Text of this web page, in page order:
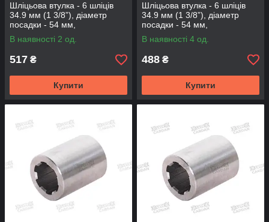
Шліцьова втулка - 6 шліців
34.9 мм (1 3/8”), діаметр
посадки - 54 мм,
довжина-65мм (BS-6-65-54B)
В наявності 2 од.
517 ₴
Купити
Шліцьова втулка - 6 шліців
34.9 мм (1 3/8”), діаметр
посадки - 54 мм,
довжина-80мм (BS-6-80-54)
В наявності 4 од.
488 ₴
Купити